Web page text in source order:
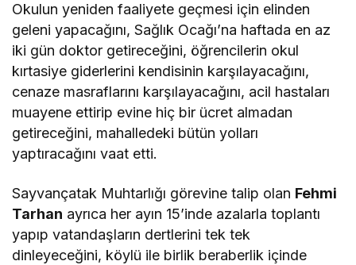
Okulun yeniden faaliyete geçmesi için elinden
geleni yapacağını, Sağlık Ocağı’na haftada en az
iki gün doktor getireceğini, öğrencilerin okul
kırtasiye giderlerini kendisinin karşılayacağını,
cenaze masraflarını karşılayacağını, acil hastaları
muayene ettirip evine hiç bir ücret almadan
getireceğini, mahalledeki bütün yolları
yaptıracağını vaat etti.
Sayvançatak Muhtarlığı görevine talip olan Fehmi
Tarhan ayrıca her ayın 15’inde azalarla toplantı
yapıp vatandaşların dertlerini tek tek
dinleyeceğini, köylü ile birlik beraberlik içinde